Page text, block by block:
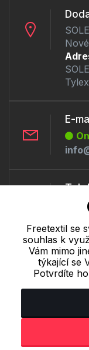
E-
Cookie - podrobné
Freetextil se
souhlas k
Vám mimo
týkající se
Potvrdíte